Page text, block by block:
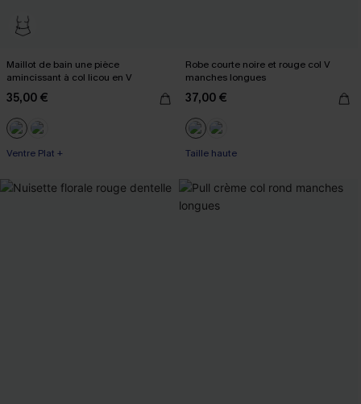
Maillot de bain une pièce
amincissant à col licou en V
35,00 €
Ventre Plat +
Robe courte noire et rouge col V
manches longues
37,00 €
Taille haute